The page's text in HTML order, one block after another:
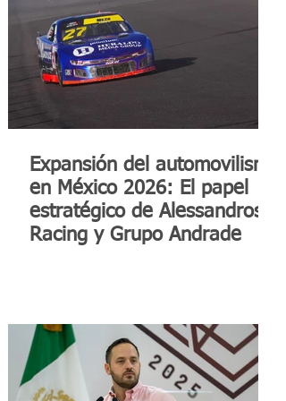
Expansión del automovilismo
en México 2026: El papel
estratégico de Alessandros
Racing y Grupo Andrade